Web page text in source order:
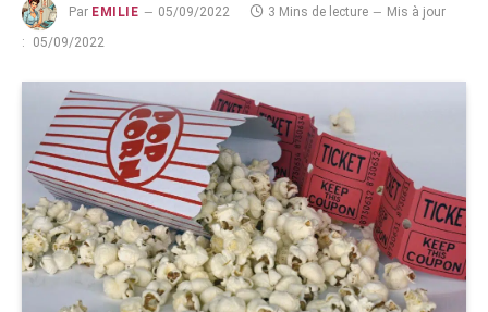
Par EMILIE 05/09/2022 3 Mins de lecture
Mis à jour
:
05/09/2022